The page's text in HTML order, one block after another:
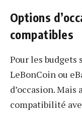
Options
compatibles
Pour les budgets
LeBonCoin ou
d’occasion.
compatibilité